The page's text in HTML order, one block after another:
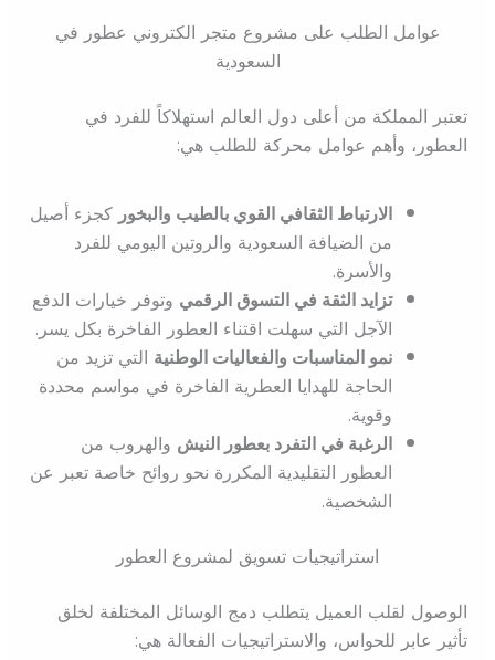
عوامل الطلب على مشروع متجر الكتروني عطور في
السعودية
تعتبر المملكة من أعلى دول العالم استهلاكاً للفرد في
العطور، وأهم عوامل محركة للطلب هي:
الارتباط الثقافي القوي بالطيب والبخوركجزء أصيل
من الضيافة السعودية والروتين اليومي للفرد
والأسرة.
تزايد الثقة في التسوق الرقميوتوفر خيارات الدفع
الآجل التي سهلت اقتناء العطور الفاخرة بكل يسر.
نمو المناسبات والفعاليات الوطنيةالتي تزيد من
الحاجة للهدايا العطرية الفاخرة في مواسم محددة
وقوية.
الرغبة في التفرد بعطور النيشوالهروب من
العطور التقليدية المكررة نحو روائح خاصة تعبر عن
الشخصية.
استراتيجيات تسويق لمشروع العطور
الوصول لقلب العميل يتطلب دمج الوسائل المختلفة لخلق
تأثير عابر للحواس، والاستراتيجيات الفعالة هي: